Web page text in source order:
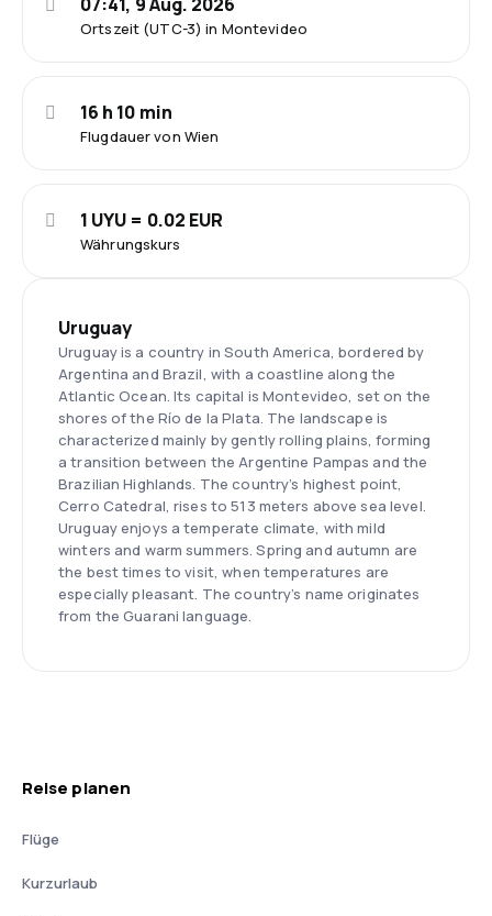
Ortszeit (UTC-3) in Montevideo
Flugdauer von Wien
16 h 10 min
Währungskurs
1 UYU = 0.02 EUR
Uruguay
Uruguay is a country in South America, bordered by
Argentina and Brazil, with a coastline along the
Atlantic Ocean. Its capital is Montevideo, set on the
shores of the Río de la Plata. The landscape is
characterized mainly by gently rolling plains, forming
a transition between the Argentine Pampas and the
Brazilian Highlands. The country’s highest point,
Cerro Catedral, rises to 513 meters above sea level.
Uruguay enjoys a temperate climate, with mild
winters and warm summers. Spring and autumn are
the best times to visit, when temperatures are
especially pleasant. The country’s name originates
from the Guarani language.
Reise planen
Flüge
Kurzurlaub